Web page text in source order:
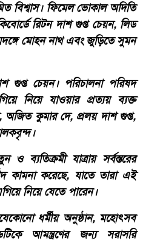
বিশ্বাস। ​ফিমেল ভোকাল অদিতি
রিটন দাশ গুপ্ত চেয়ন, লিড
মোহন নাথ এবং জুড়িতে সুমন
গুপ্ত চেয়ন। ​পরিচালনা পরিষদ
নিয়ে যাওয়ার প্রত্যয় ব্যক্ত
কুমার দে, প্রলয় দাশ গুপ্ত,
ব্যতিক্রমী যাত্রায় সর্বস্তরের
কামনা করেছে, যাতে তারা এই
নিয়ে যেতে পারেন।
ধর্মীয় অনুষ্ঠান, মহোৎসব
আমন্ত্রণের জন্য সরাসরি